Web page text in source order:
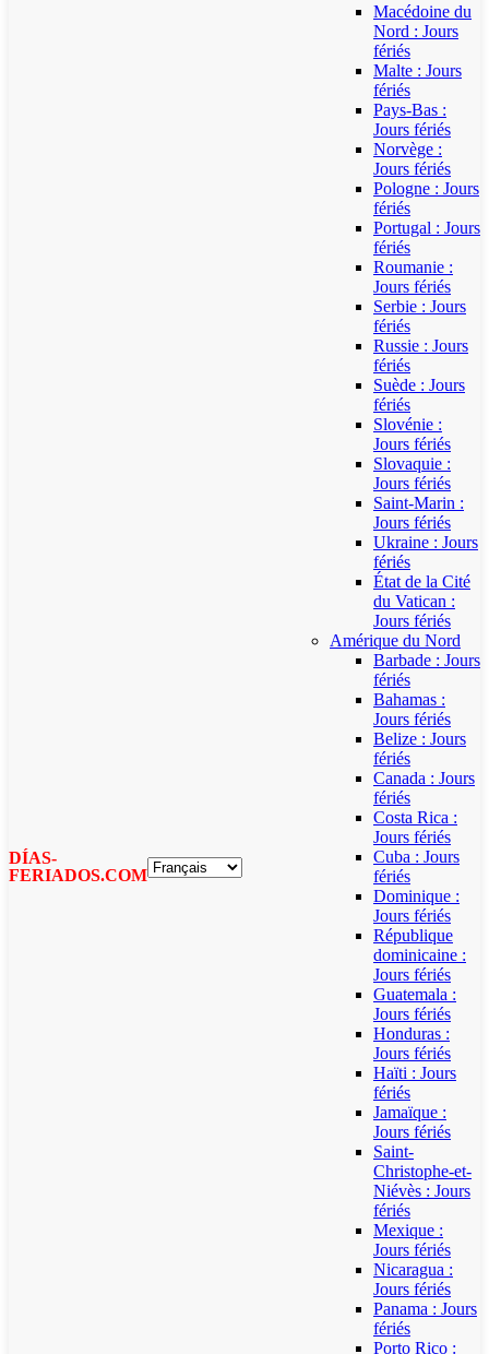
DÍAS-
FERIADOS.COM
Macédoine du
Nord : Jours
fériés
Malte : Jours
fériés
Pays-Bas :
Jours fériés
Norvège :
Jours fériés
Pologne : Jours
fériés
Portugal : Jours
fériés
Roumanie :
Jours fériés
Serbie : Jours
fériés
Russie : Jours
fériés
Suède : Jours
fériés
Slovénie :
Jours fériés
Slovaquie :
Jours fériés
Saint-Marin :
Jours fériés
Ukraine : Jours
fériés
État de la Cité
du Vatican :
Jours fériés
Amérique du Nord
Barbade : Jours
fériés
Bahamas :
Jours fériés
Belize : Jours
fériés
Canada : Jours
fériés
Costa Rica :
Jours fériés
Cuba : Jours
fériés
Dominique :
Jours fériés
République
dominicaine :
Jours fériés
Guatemala :
Jours fériés
Honduras :
Jours fériés
Haïti : Jours
fériés
Jamaïque :
Jours fériés
Saint-
Christophe-et-
Niévès : Jours
fériés
Mexique :
Jours fériés
Nicaragua :
Jours fériés
Panama : Jours
fériés
Porto Rico :